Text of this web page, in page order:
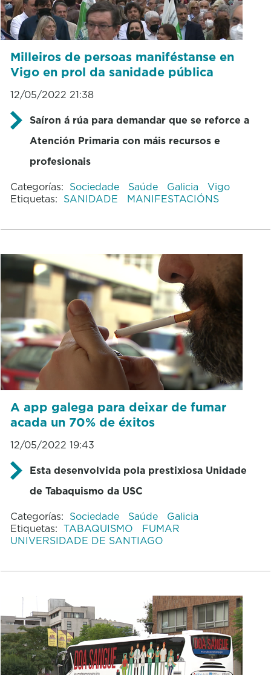
Milleiros de persoas maniféstanse en
Vigo en prol da sanidade pública
12/05/2022 21:38
Saíron á rúa para demandar que se reforce a
Atención Primaria con máis recursos e
profesionais
Categorías: Sociedade Saúde Galicia
Vigo
Etiquetas: SANIDADE MANIFESTACIÓNS
A app galega para deixar de fumar
acada un 70% de éxitos
12/05/2022 19:43
Esta desenvolvida pola prestixiosa Unidade
de Tabaquismo da USC
Categorías: Sociedade Saúde
Galicia
Etiquetas: TABAQUISMO
FUMAR
UNIVERSIDADE DE SANTIAGO